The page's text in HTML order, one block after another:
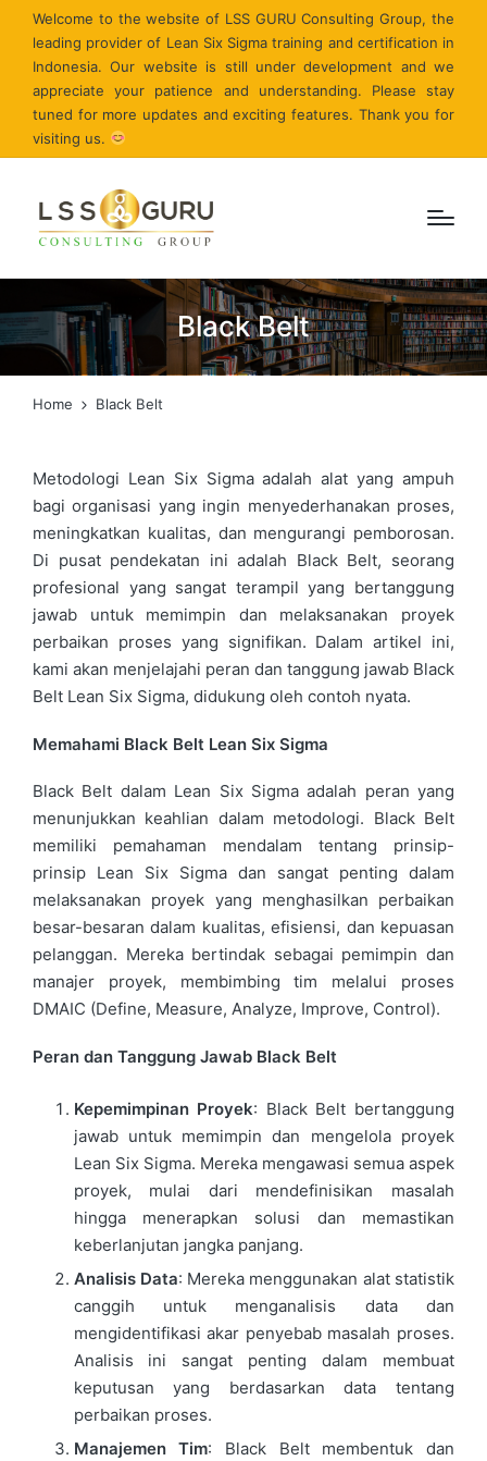
Welcome to the website of LSS GURU Consulting Group, the
leading provider of Lean Six Sigma training and certification in
Indonesia. Our website is still under development and we
appreciate your patience and understanding. Please stay
tuned for more updates and exciting features. Thank you for
visiting us.
Black Belt
Home Black Belt
Metodologi Lean Six Sigma adalah alat yang ampuh
bagi organisasi yang ingin menyederhanakan proses,
meningkatkan kualitas, dan mengurangi pemborosan.
Di pusat pendekatan ini adalah Black Belt, seorang
profesional yang sangat terampil yang bertanggung
jawab untuk memimpin dan melaksanakan proyek
perbaikan proses yang signifikan. Dalam artikel ini,
kami akan menjelajahi peran dan tanggung jawab Black
Belt Lean Six Sigma, didukung oleh contoh nyata.
Memahami Black Belt Lean Six Sigma
Black Belt dalam Lean Six Sigma adalah peran yang
menunjukkan keahlian dalam metodologi. Black Belt
memiliki pemahaman mendalam tentang prinsip-
prinsip Lean Six Sigma dan sangat penting dalam
melaksanakan proyek yang menghasilkan perbaikan
besar-besaran dalam kualitas, efisiensi, dan kepuasan
pelanggan. Mereka bertindak sebagai pemimpin dan
manajer proyek, membimbing tim melalui proses
DMAIC (Define, Measure, Analyze, Improve, Control).
Peran dan Tanggung Jawab Black Belt
Kepemimpinan Proyek: Black Belt bertanggung
jawab untuk memimpin dan mengelola proyek
Lean Six Sigma. Mereka mengawasi semua aspek
proyek, mulai dari mendefinisikan masalah
hingga menerapkan solusi dan memastikan
keberlanjutan jangka panjang.
Analisis Data: Mereka menggunakan alat statistik
canggih untuk menganalisis data dan
mengidentifikasi akar penyebab masalah proses.
Analisis ini sangat penting dalam membuat
keputusan yang berdasarkan data tentang
perbaikan proses.
Manajemen Tim: Black Belt membentuk dan